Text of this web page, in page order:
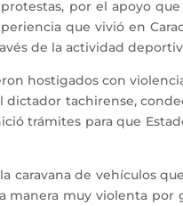
por el apoyo
que vivió en
de la actividad
hostigados con
dictador tachirense,
trámites para que
caravana de vehículos
manera muy violenta por